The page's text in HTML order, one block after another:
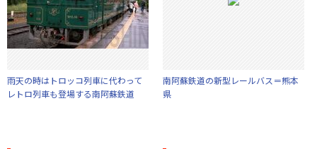
雨天の時はトロッコ列車に代わって
レトロ列車も登場する南阿蘇鉄道
南阿蘇鉄道の新型レールバス＝熊本
県